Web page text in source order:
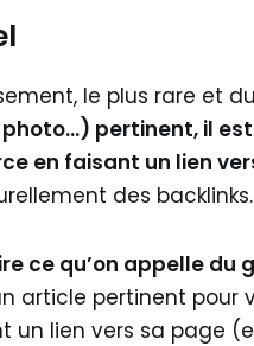
le plus rare et
pertinent, il
en faisant un lien
des backlinks.
ce qu’on appelle du
article pertinent pour
un lien vers sa page